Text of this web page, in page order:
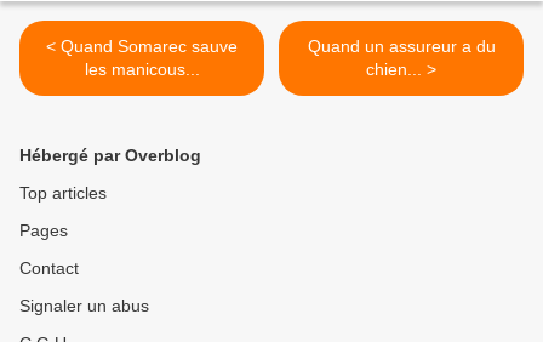
< Quand Somarec sauve
les manicous...
Quand un assureur a du
chien... >
Hébergé par Overblog
Top articles
Pages
Contact
Signaler un abus